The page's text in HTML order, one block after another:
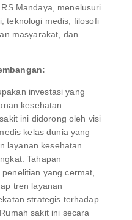
Mandaya, menelusuri
teknologi medis, filosofi
masyarakat, dan
investasi yang
kesehatan
ini didorong oleh visi
kelas dunia yang
layanan kesehatan
Tahapan
yang cermat,
tren layanan
strategis terhadap
sakit ini secara